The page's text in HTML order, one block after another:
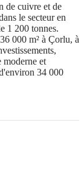
de cuivre et de
le secteur en
1 200 tonnes.
000 m² à Çorlu, à
et
34 000